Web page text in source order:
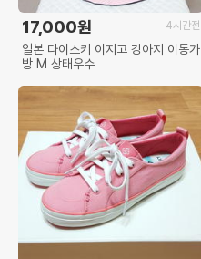
4시간전
17,000원
일본 다이스키 이지고 강아지 이동가
방 M 상태우수